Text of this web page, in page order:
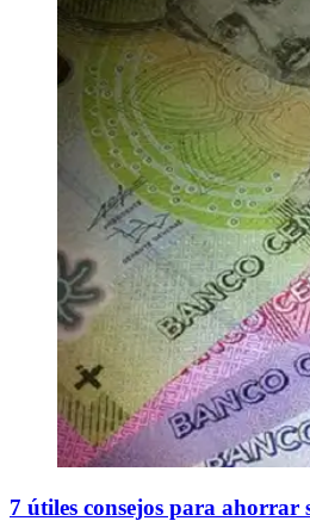
7 útiles consejos para ahorrar